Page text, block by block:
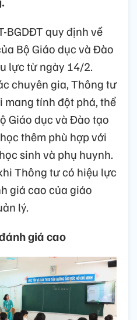
quy định về
Bộ Giáo dục và Đào
lực từ ngày 14/2.
chuyên gia, Thông tư
mang tính đột phá, thể
Giáo dục và Đào tạo
thêm phù hợp với
sinh và phụ huynh.
Thông tư có hiệu lực
giá cao của giáo
lý.
giá cao